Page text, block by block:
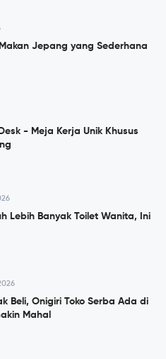
Jepang yang Sederhana
- Meja Kerja Unik Khusus
Lebih Banyak Toilet Wanita, Ini
Beli, Onigiri Toko Serba Ada di
Mahal